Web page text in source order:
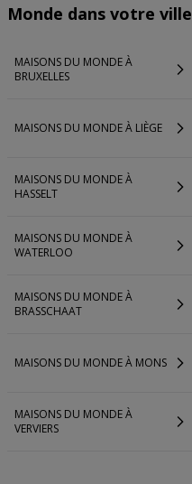
Monde dans votre ville
MAISONS DU MONDE À
BRUXELLES
MAISONS DU MONDE À LIÈGE
MAISONS DU MONDE À
HASSELT
MAISONS DU MONDE À
WATERLOO
MAISONS DU MONDE À
BRASSCHAAT
MAISONS DU MONDE À MONS
MAISONS DU MONDE À
VERVIERS